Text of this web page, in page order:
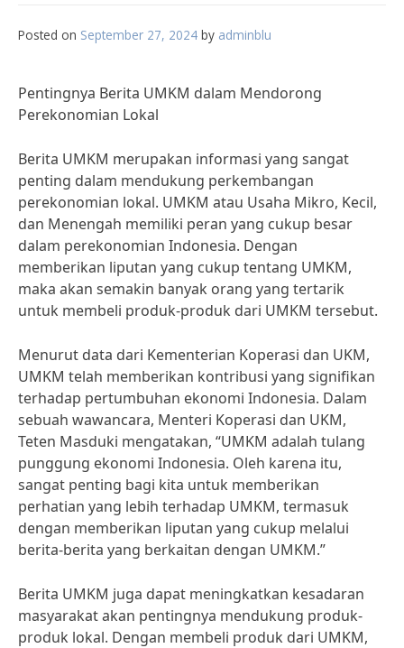
Posted on September 27, 2024 by adminblu
Pentingnya Berita UMKM dalam Mendorong
Perekonomian Lokal
Berita UMKM merupakan informasi yang sangat
penting dalam mendukung perkembangan
perekonomian lokal. UMKM atau Usaha Mikro, Kecil,
dan Menengah memiliki peran yang cukup besar
dalam perekonomian Indonesia. Dengan
memberikan liputan yang cukup tentang UMKM,
maka akan semakin banyak orang yang tertarik
untuk membeli produk-produk dari UMKM tersebut.
Menurut data dari Kementerian Koperasi dan UKM,
UMKM telah memberikan kontribusi yang signifikan
terhadap pertumbuhan ekonomi Indonesia. Dalam
sebuah wawancara, Menteri Koperasi dan UKM,
Teten Masduki mengatakan, “UMKM adalah tulang
punggung ekonomi Indonesia. Oleh karena itu,
sangat penting bagi kita untuk memberikan
perhatian yang lebih terhadap UMKM, termasuk
dengan memberikan liputan yang cukup melalui
berita-berita yang berkaitan dengan UMKM.”
Berita UMKM juga dapat meningkatkan kesadaran
masyarakat akan pentingnya mendukung produk-
produk lokal. Dengan membeli produk dari UMKM,